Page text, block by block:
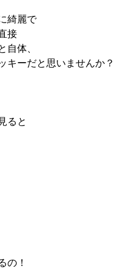
綺麗で
接
自体、
キーだと思いませんか？
ると
の！